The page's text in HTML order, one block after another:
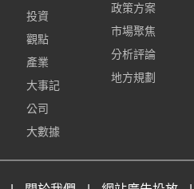
投資
觀點
產業
大事記
公司
大數據
政策方案
市場聚焦
分析評論
地方規劃